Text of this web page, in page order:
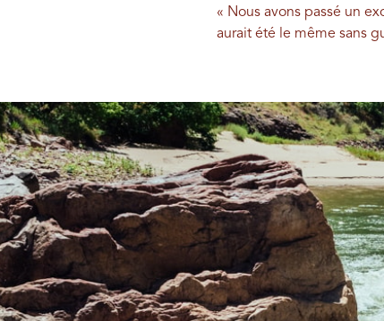
« Nous avons passé un
aurait été le même sans